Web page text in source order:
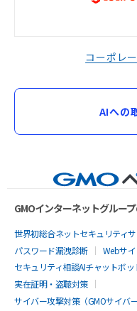
コーポレ
AIへの
GMOインターネットグルー
世界初総合ネットセキュリティ
パスワード漏洩診断
Webサ
セキュリティ相談AIチャットボッ
実在証明・盗聴対策
サイバー攻撃対策（GMOサイバ